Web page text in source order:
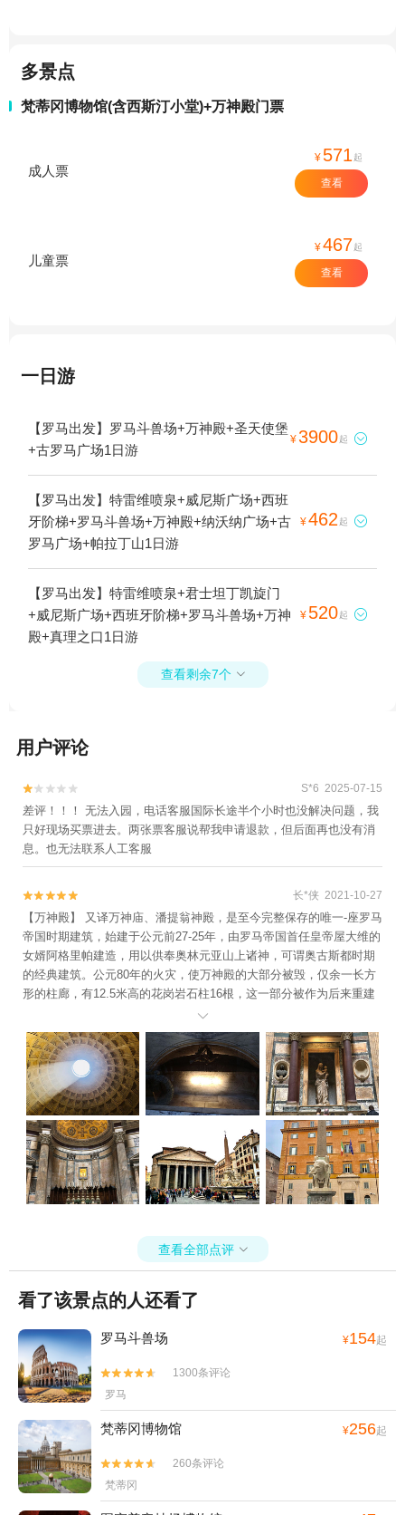
多景点
梵蒂冈博物馆(含西斯汀小堂)+万神殿门票
成人票
¥ 571 起
查看
儿童票
¥467起
查看
一日游
【罗马出发】罗马斗兽场+万神殿+圣天使堡
+古罗马广场1日游
¥3900起 
【罗马出发】特雷维喷泉+威尼斯广场+西班
牙阶梯+罗马斗兽场+万神殿+纳沃纳广场+古
罗马广场+帕拉丁山1日游
¥462 起 
【罗马出发】特雷维喷泉+君士坦丁凯旋门
+威尼斯广场+西班牙阶梯+罗马斗兽场+万神
殿+真理之口1日游
¥ 520起 
查看剩余7个 
用户评论

 S*6 2025-07-15
差评！！！ 无法入园，电话客服国际长途半个小时也没解决问题，我
只好现场买票进去。两张票客服说帮我申请退款，但后面再也没有消
息。也无法联系人工客服

 长*侠 2021-10-27
【万神殿】 又译万神庙、潘提翁神殿，是至今完整保存的唯一-座罗马
帝国时期建筑，始建于公元前27-25年，由罗马帝国首任皇帝屋大维的
女婿阿格里帕建造，用以供奉奥林元亚山上诸神，可谓奥古斯都时期
的经典建筑。公元80年的火灾，使万神殿的大部分被毁，仅余一长方
形的柱廊，有12.5米高的花岗岩石柱16根，这一部分被作为后来重建
的。 万神殿是古罗马精湛建筑技术的典范。它是一个宽度与高度相等
的巨大圆柱体，上面覆盖着半圆形的屋顶。拉斐尔等许多著名艺术家
就葬在这里，葬在这里的还有 意大利君主专 制时期的统治者。 门
票：免费 时间：8:30-19:15 地址：Piazza della Rotonda, 00186 Rom
a RM, 意大利

查看全部点评 
看了该景点的人还看了
罗马斗兽场 ¥154起


1300条评论
罗马
梵蒂冈博物馆 ¥256起


260条评论
梵蒂冈